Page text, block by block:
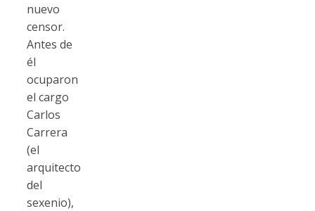
nuevo
censor.
Antes de
él
ocuparon
el cargo
Carlos
Carrera
(el
arquitecto
del
sexenio),